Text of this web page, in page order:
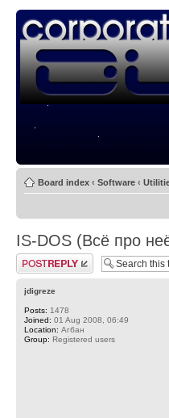
Board index ‹ Software ‹
IS-DOS (Всё про
Post a reply
jdigreze
Posts: 1478
Joined: 01 Aug 2008, 06:49
Location: Агбан
Group: Registered users